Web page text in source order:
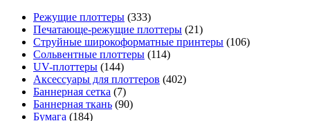
Режущие плоттеры (333)
Печатающе-режущие плоттеры (21)
Струйные широкоформатные принтеры (106)
Сольвентные плоттеры (114)
UV-плоттеры (144)
Аксессуары для плоттеров (402)
Баннерная сетка (7)
Баннерная ткань (90)
Бумага (184)